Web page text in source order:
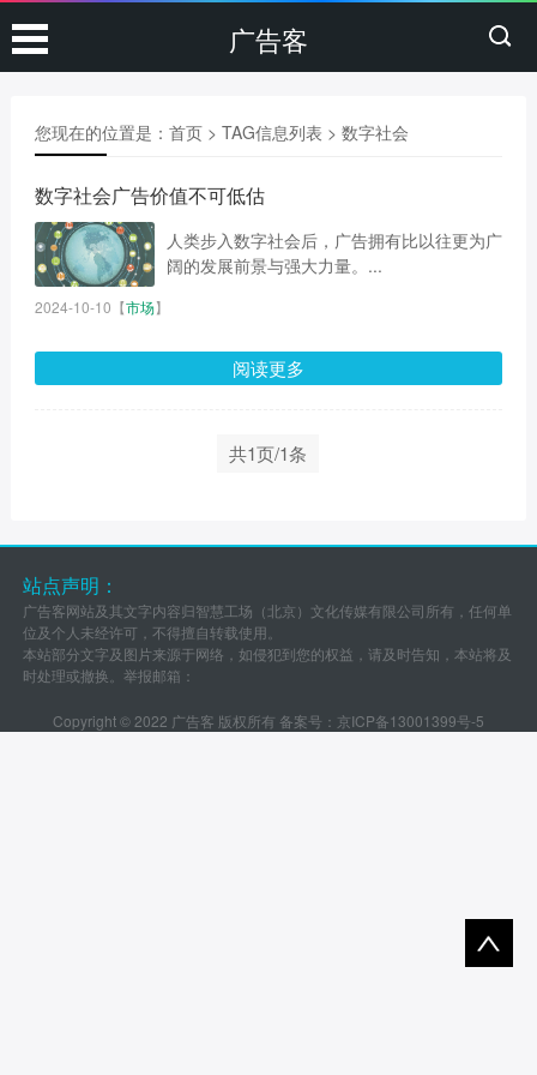
广告客
您现在的位置是： 首页> TAG信息列表 > 数字社会
数字社会广告价值不可低估
人类步入数字社会后，广告拥有比以往更为广
阔的发展前景与强大力量。...
2024-10-10 【市场】
阅读更多
共1页/1条
站点声明：
广告客网站及其文字内容归智慧工场（北京）文化传媒有限公司所有，任何单
位及个人未经许可，不得擅自转载使用。
本站部分文字及图片来源于网络，如侵犯到您的权益，请及时告知，本站将及
时处理或撤换。举报邮箱：
Copyright © 2022 广告客 版权所有 备案号： 京ICP备13001399号-5